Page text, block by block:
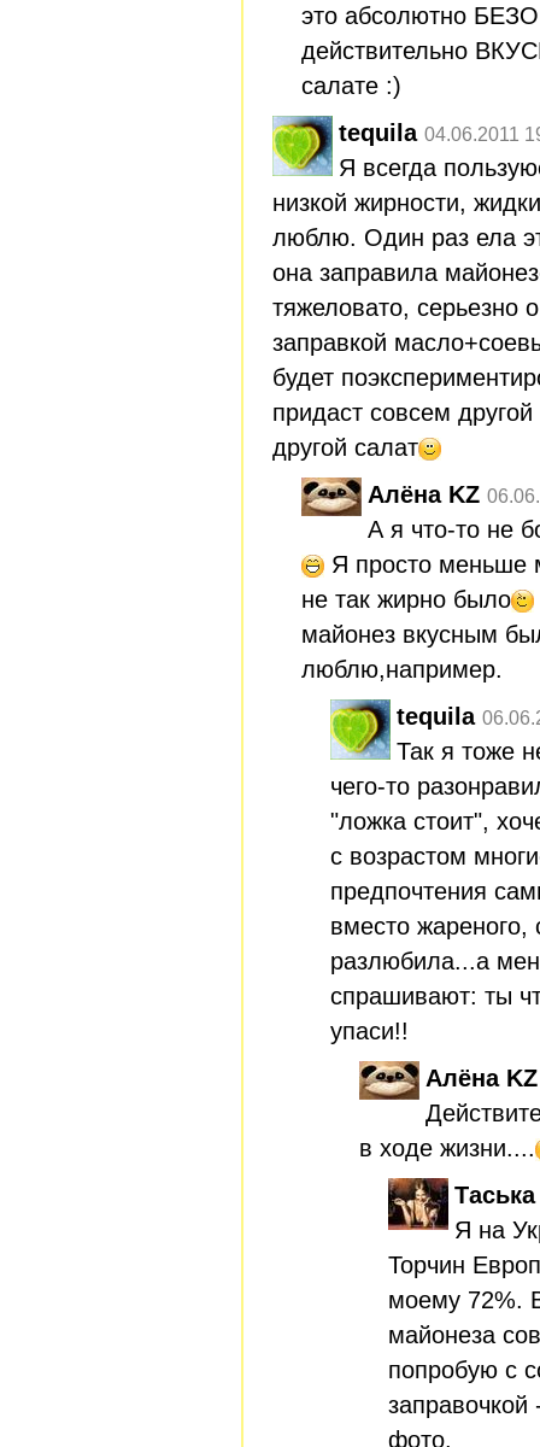
это абсолютно
действительно
салате :)
tequila 04.06.2011
Я всегда
низкой жирности,
люблю. Один раз ела
она заправила
тяжеловато, серьезно
заправкой
будет
придаст совсем другой
другой салат
Алёна KZ
А я что-то не
Я просто меньше
не так жирно было
майонез вкусным
люблю,например.
tequila
Так я тоже
чего-то
"ложка стоит",
с возрастом
предпочтения
вместо жареного,
разлюбила...а
спрашивают: ты
упаси!!
Алёна KZ
в ходе жизни....
Таська
Я на
Торчин
моему 72%.
майонеза
попробую с
фото.